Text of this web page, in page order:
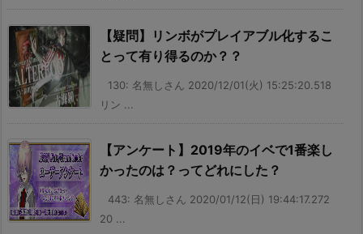
【疑問】リンボがプレイアブル化するこ
とって有り得るのか？？
130: 名無しさん 2020/12/01(火) 15:25:20.518
リン ...
【アンケート】2019年のイベで1番楽し
かったのは？ってどれにした？
443: 名無しさん 2020/01/12(日) 19:44:17.272
20 ...